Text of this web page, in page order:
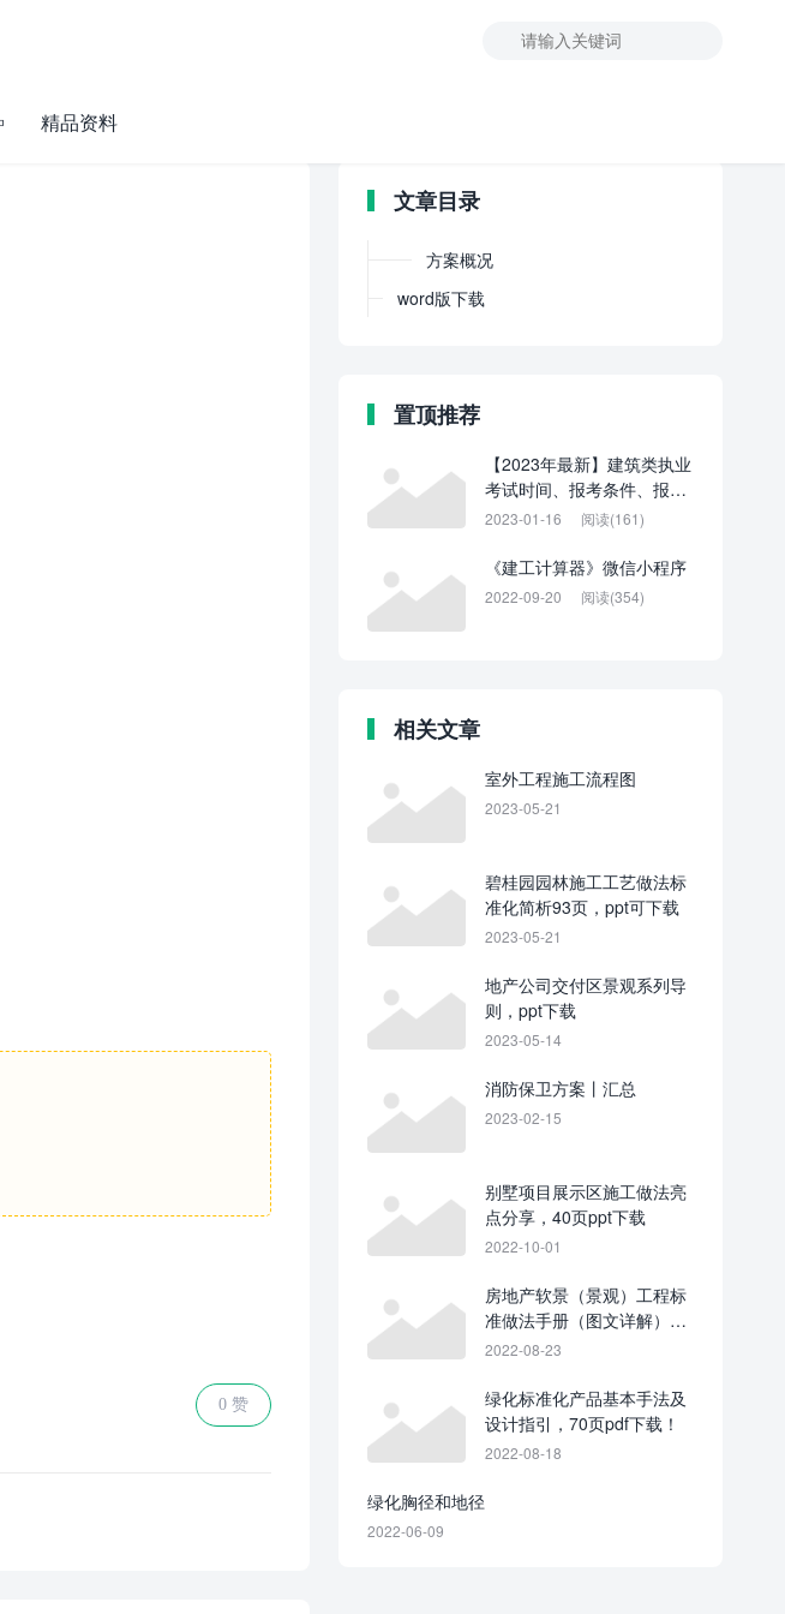
精品资料
0 赞
文章目录
方案概况
word版下载
置顶推荐
【2023年最新】建筑类执业
考试时间、报考条件、报名
网址
2023-01-16 阅读(161)
《建工计算器》微信小程序
2022-09-20 阅读(354)
相关文章
室外工程施工流程图
2023-05-21
碧桂园园林施工工艺做法标
准化简析93页，ppt可下载
2023-05-21
地产公司交付区景观系列导
则，ppt下载
2023-05-14
消防保卫方案丨汇总
2023-02-15
别墅项目展示区施工做法亮
点分享，40页ppt下载
2022-10-01
房地产软景（景观）工程标
准做法手册（图文详解）76
页
2022-08-23
绿化标准化产品基本手法及
设计指引，70页pdf下载！
2022-08-18
绿化胸径和地径
2022-06-09